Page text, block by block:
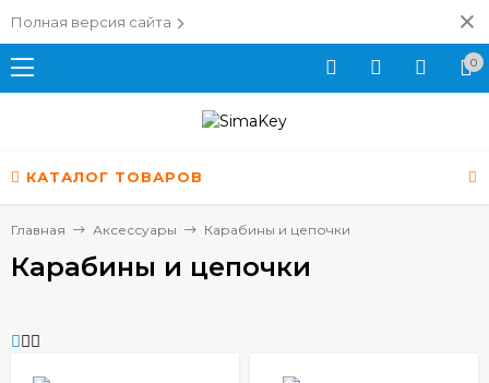
Полная версия сайта
0
КАТАЛОГ ТОВАРОВ
Главная Аксессуары Карабины и цепочки
Карабины и цепочки